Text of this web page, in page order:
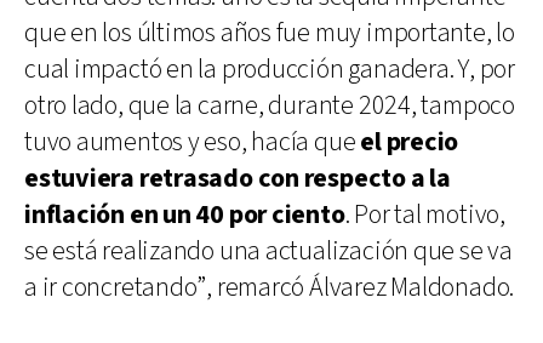
que en los últimos años fue muy importante, lo
cual impactó en la producción ganadera. Y, por
otro lado, que la carne, durante 2024, tampoco
tuvo aumentos y eso, hacía queel precio
estuviera retrasado con respecto a la
inflación en un 40 por ciento. Por tal motivo,
se está realizando una actualización que se va
a ir concretando”, remarcó Álvarez Maldonado.